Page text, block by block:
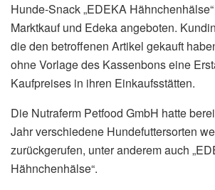
Hunde-Snack „EDEKA
Marktkauf und Edeka angeboten.
die den betroffenen Artikel gekauft
ohne Vorlage des Kassenbons eine
Kaufpreises in ihren Einkaufsstätten.
Die Nutraferm Petfood GmbH hatte
Jahr verschiedene Hundefuttersorten
zurückgerufen, unter anderem auch
Hähnchenhälse“.